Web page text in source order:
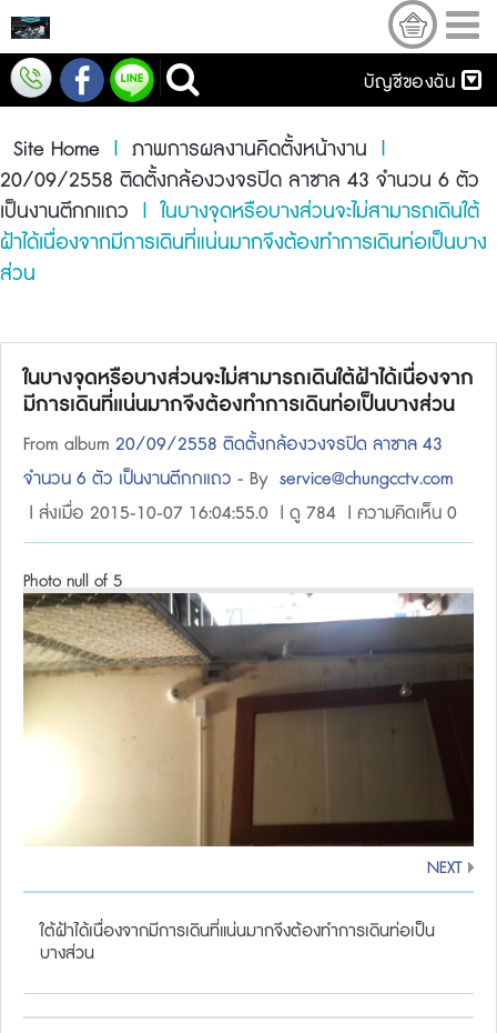
บัญชีของฉัน
Site Home | ภาพการผลงานคิดตั้งหน้างาน |
20/09/2558 ติดตั้งกล้องวงจรปิด ลาซาล 43 จำนวน 6 ตัว
เป็นงานตึกกแถว | ในบางจุดหรือบางส่วนจะไม่สามารถเดินใต้
ฝ้าได้เนื่องจากมีการเดินที่แน่นมากจึงต้องทำการเดินท่อเป็นบาง
ส่วน
ในบางจุดหรือบางส่วนจะไม่สามารถเดินใต้ฝ้าได้เนื่องจาก
มีการเดินที่แน่นมากจึงต้องทำการเดินท่อเป็นบางส่วน
From album 20/09/2558 ติดตั้งกล้องวงจรปิด ลาซาล 43
จำนวน 6 ตัว เป็นงานตึกกแถว - By service@chungcctv.com
| ส่งเมื่อ 2015-10-07 16:04:55.0 | ดู 784 | ความคิดเห็น 0
Photo null of 5
NEXT
ใต้ฝ้าได้เนื่องจากมีการเดินที่แน่นมากจึงต้องทำการเดินท่อเป็น
บางส่วน